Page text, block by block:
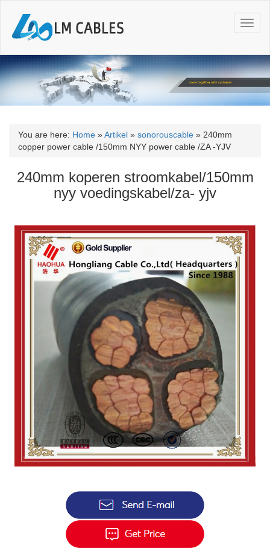
T
o
g
l
n
a
i
You are here: Home »Artikel » sonorouscable » 240mm
copper power cable /150mm NYY power cable /ZA -YJV
240mm koperen stroomkabel/150mm
nyy voedingskabel/za- yjv